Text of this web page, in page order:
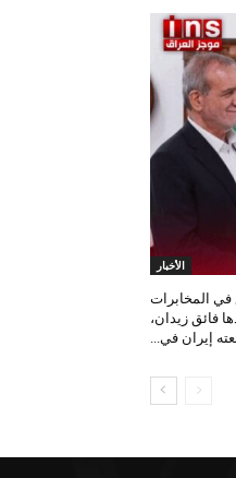
الأخبار
في المخابرات
فائق زيدان،
إيران في...